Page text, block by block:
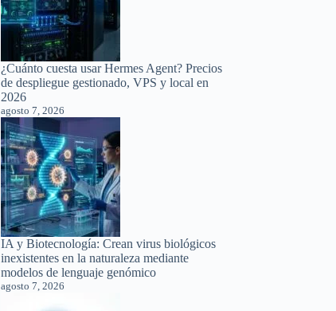
¿Cuánto cuesta usar Hermes Agent? Precios
de despliegue gestionado, VPS y local en
2026
agosto 7, 2026
IA y Biotecnología: Crean virus biológicos
inexistentes en la naturaleza mediante
modelos de lenguaje genómico
agosto 7, 2026